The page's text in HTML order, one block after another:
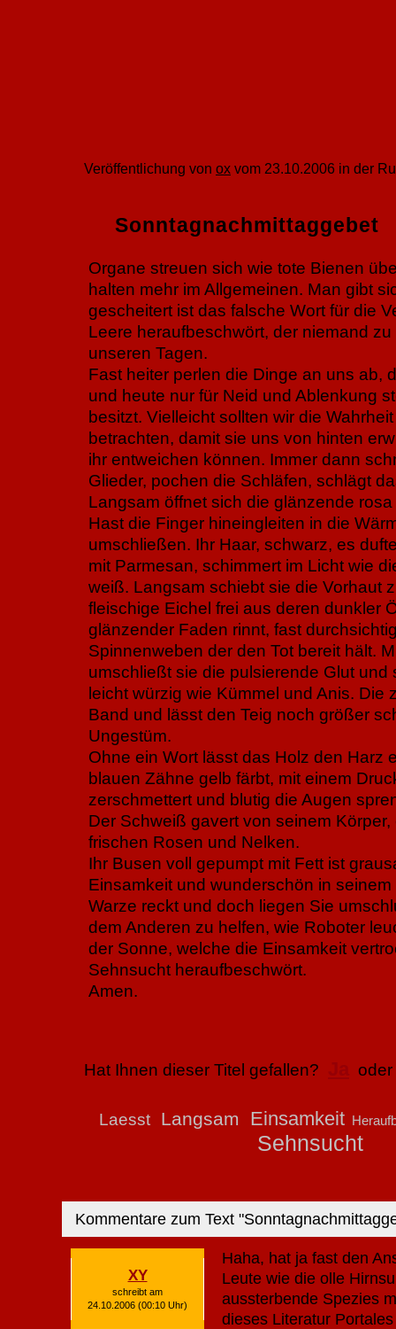
Veröffentlichung von ox vom 23.10.2006 in der
Sonntagnachmittaggebet
Organe streuen sich wie tote Bienen
halten mehr im Allgemeinen. Man gibt
gescheitert ist das falsche Wort für die
Leere heraufbeschwört, der niemand
unseren Tagen.
Fast heiter perlen die Dinge an uns ab,
und heute nur für Neid und Ablenkung
besitzt. Vielleicht sollten wir die
betrachten, damit sie uns von hinten
ihr entweichen können. Immer dann
Glieder, pochen die Schläfen, schlägt
Langsam öffnet sich die glänzende
Hast die Finger hineingleiten in die
umschließen. Ihr Haar, schwarz, es
mit Parmesan, schimmert im Licht wie
weiß. Langsam schiebt sie die Vorhaut
fleischige Eichel frei aus deren dunkler
glänzender Faden rinnt, fast
Spinnenweben der den Tot bereit hält.
umschließt sie die pulsierende Glut und
leicht würzig wie Kümmel und Anis. Die
Band und lässt den Teig noch größer
Ungestüm.
Ohne ein Wort lässt das Holz den Harz
blauen Zähne gelb färbt, mit einem
zerschmettert und blutig die Augen
Der Schweiß gavert von seinem
frischen Rosen und Nelken.
Ihr Busen voll gepumpt mit Fett ist
Einsamkeit und wunderschön in
Warze reckt und doch liegen Sie
dem Anderen zu helfen, wie Roboter
der Sonne, welche die Einsamkeit
Sehnsucht heraufbeschwört.
Amen.
Hat Ihnen dieser Titel gefallen? oder
Laesst Langsam Einsamkeit
Sehnsucht
Kommentare zum Text
XY
schreibt am
24.10.2006 (00:10 Uhr)
Haha, hat ja fast den
Leute wie die olle
aussterbende Spezies
dieses Literatur